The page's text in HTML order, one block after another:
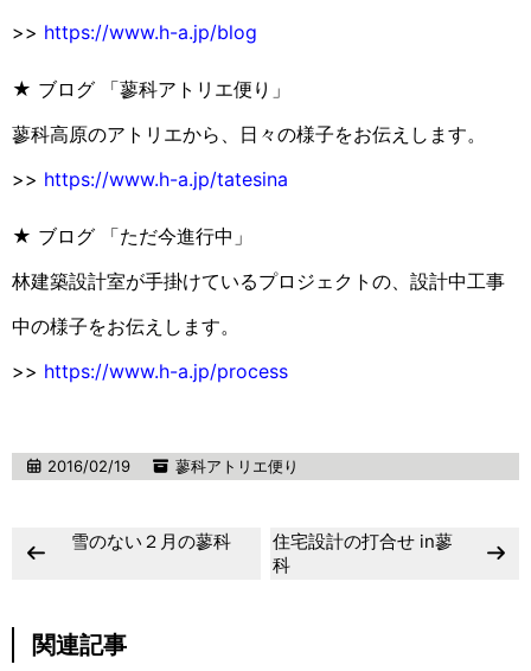
>> https://www.h-a.jp/blog
★ ブログ 「蓼科アトリエ便り」
蓼科高原のアトリエから、日々の様子をお伝えします。
>> https://www.h-a.jp/tatesina
★ ブログ 「ただ今進行中」
林建築設計室が手掛けているプロジェクトの、設計中工事
中の様子をお伝えします。
>> https://www.h-a.jp/process
2016/02/19 蓼科アトリエ便り
雪のない２月の蓼科
住宅設計の打合せ in蓼
科
関連記事